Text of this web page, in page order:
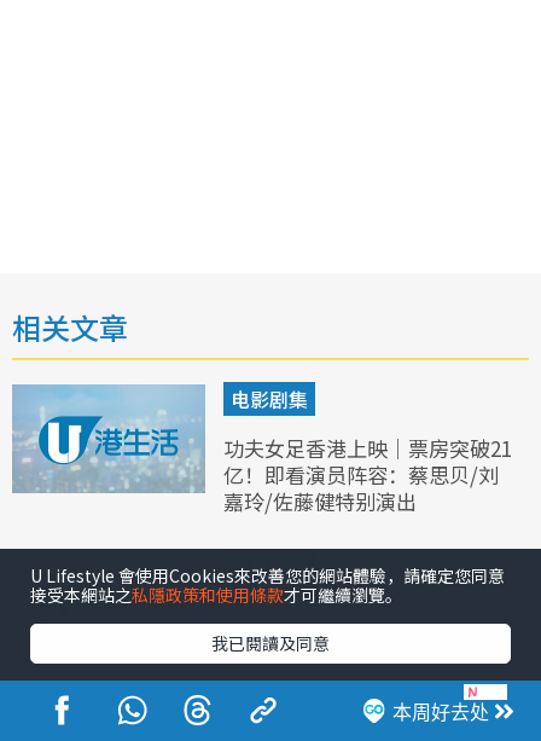
相关文章
电影剧集
功夫女足香港上映｜票房突破21
亿！即看演员阵容：蔡思贝/刘
嘉玲/佐藤健特别演出
电影剧集
夫妻的博弈张颖康角色全解析：
狠甩30磅演“妈宝渣男” 肢体
搞怪获赞有周星驰底蕴
本周好去处
U Lifestyle 會使用Cookies來改善您的網站體驗，請確定您同意
接受本網站之私隱政策和使用條款才可繼續瀏覽。
我已閱讀及同意